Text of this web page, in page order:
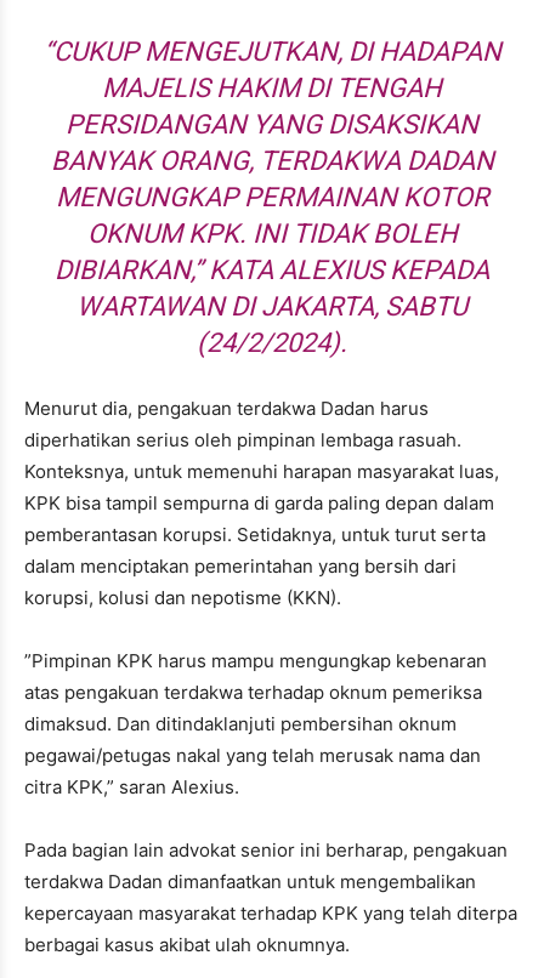
“CUKUP MENGEJUTKAN, DI HADAPAN
MAJELIS HAKIM DI TENGAH
PERSIDANGAN YANG DISAKSIKAN
BANYAK ORANG, TERDAKWA DADAN
MENGUNGKAP PERMAINAN KOTOR
OKNUM KPK. INI TIDAK BOLEH
DIBIARKAN,” KATA ALEXIUS KEPADA
WARTAWAN DI JAKARTA, SABTU
(24/2/2024).
Menurut dia, pengakuan terdakwa Dadan harus
diperhatikan serius oleh pimpinan lembaga rasuah.
Konteksnya, untuk memenuhi harapan masyarakat luas,
KPK bisa tampil sempurna di garda paling depan dalam
pemberantasan korupsi. Setidaknya, untuk turut serta
dalam menciptakan pemerintahan yang bersih dari
korupsi, kolusi dan nepotisme (KKN).
”Pimpinan KPK harus mampu mengungkap kebenaran
atas pengakuan terdakwa terhadap oknum pemeriksa
dimaksud. Dan ditindaklanjuti pembersihan oknum
pegawai/petugas nakal yang telah merusak nama dan
citra KPK,” saran Alexius.
Pada bagian lain advokat senior ini berharap, pengakuan
terdakwa Dadan dimanfaatkan untuk mengembalikan
kepercayaan masyarakat terhadap KPK yang telah diterpa
berbagai kasus akibat ulah oknumnya.